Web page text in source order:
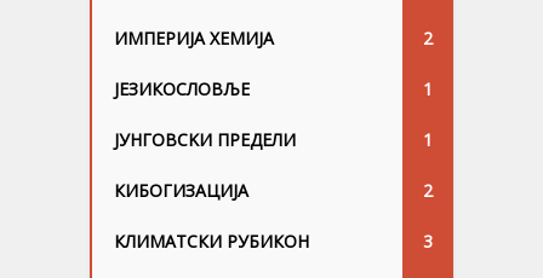
ИМПЕРИЈА ХЕМИЈА 2
ЈЕЗИКОСЛОВЉЕ 1
ЈУНГОВСKИ ПРЕДЕЛИ 1
КИБОГИЗАЦИЈА 2
КЛИМАТСКИ РУБИКОН 3